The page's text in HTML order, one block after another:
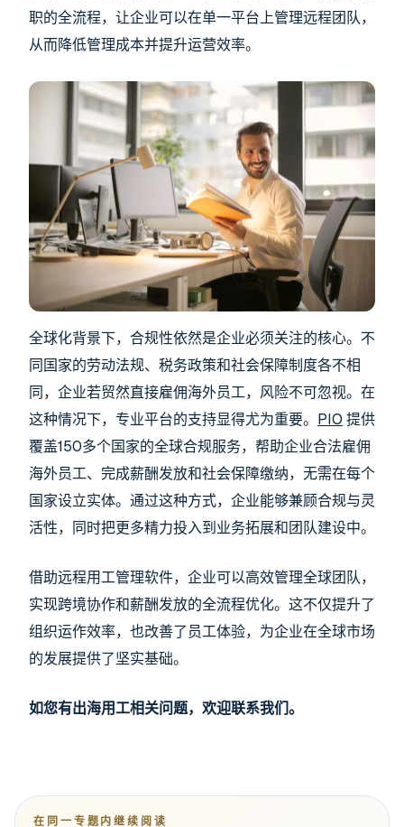
职的全流程，让企业可以在单一平台上管理远程团队，
从而降低管理成本并提升运营效率。
全球化背景下，合规性依然是企业必须关注的核心。不
同国家的劳动法规、税务政策和社会保障制度各不相
同，企业若贸然直接雇佣海外员工，风险不可忽视。在
这种情况下，专业平台的支持显得尤为重要。
PIO 提供
覆盖150多个国家的全球合规服务，帮助企业合法雇佣
海外员工、完成薪酬发放和社会保障缴纳，无需在每个
国家设立实体。通过这种方式，企业能够兼顾合规与灵
活性，同时把更多精力投入到业务拓展和团队建设中。
借助远程用工管理软件，企业可以高效管理全球团队，
实现跨境协作和薪酬发放的全流程优化。这不仅提升了
组织运作效率，也改善了员工体验，为企业在全球市场
的发展提供了坚实基础。
如您有出海用工相关问题，欢迎联系我们。
在同一专题内继续阅读